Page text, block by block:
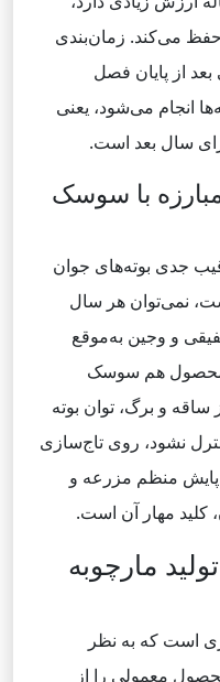
می‌کند. زمان‌بندی
از پایان فصل
انجام می‌شود، یعنی
سال بعد است.
با سوسک
جدی بوته‌های جوان
نمی‌توان هر سال
و وجین به‌موقع
محصول هم سوسک
ساقه و برگ، توان بوته
نشود، روی تاج‌سازی
منظم مزرعه و
کلید مهار آن است.
مارچوبه
است که به نظر
معمولی را از